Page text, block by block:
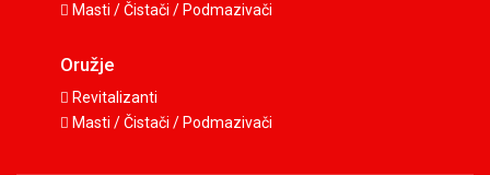
Masti / Čistači / Podmazivači
Oružje
Revitalizanti
Masti / Čistači / Podmazivači